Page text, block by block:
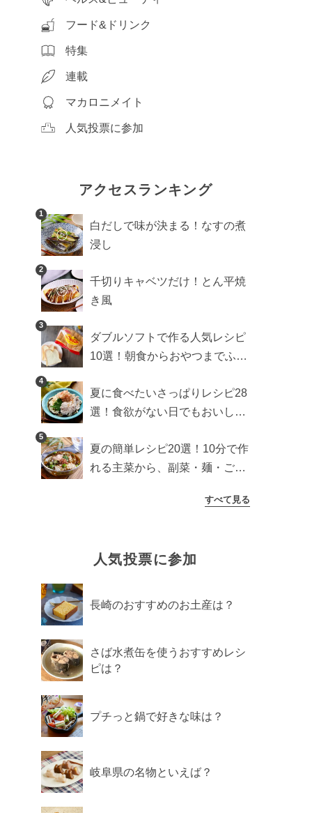
フード&ドリンク
特集
連載
マカロニメイト
人気投票に参加
アクセスランキング
1
白だしで味が決まる！なすの煮
浸し
2
千切りキャベツだけ！とん平焼
き風
3
ダブルソフトで作る人気レシピ
10選！朝食からおやつまでふん
4
夏に食べたいさっぱりレシピ28
選！食欲がない日でもおいしい
5
夏の簡単レシピ20選！10分で作
れる主菜から、副菜・麺・ごは
すべて見る
人気投票に参加
長崎のおすすめのお土産は？
さば水煮缶を使うおすすめレシ
ピは？
プチっと鍋で好きな味は？
岐阜県の名物といえば？